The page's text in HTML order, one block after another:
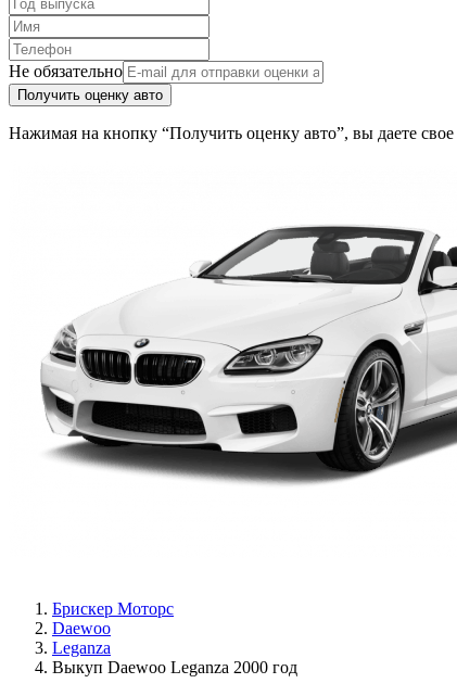
Не обязательно
Получить оценку авто
Нажимая на кнопку “Получить оценку авто”, вы даете свое
Брискер Моторс
Daewoo
Leganza
Выкуп Daewoo Leganza 2000 год